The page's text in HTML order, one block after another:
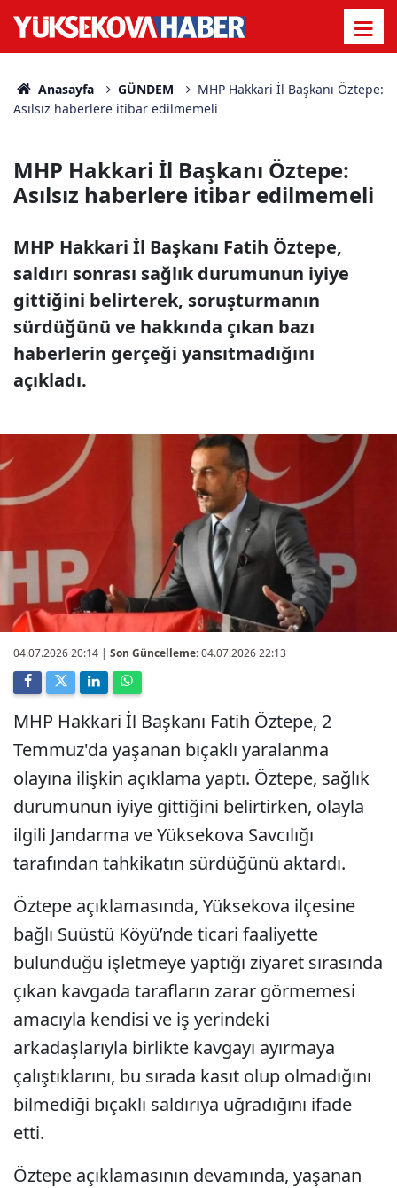
Anasayfa GÜNDEM
MHP Hakkari İl Başkanı Öztepe:
Asılsız haberlere itibar edilmemeli
MHP Hakkari İl Başkanı Öztepe:
Asılsız haberlere itibar edilmemeli
MHP Hakkari İl Başkanı Fatih Öztepe,
saldırı sonrası sağlık durumunun iyiye
gittiğini belirterek, soruşturmanın
sürdüğünü ve hakkında çıkan bazı
haberlerin gerçeği yansıtmadığını
açıkladı.
04.07.2026 20:14 | Son Güncelleme:04.07.2026 22:13
MHP Hakkari İl Başkanı Fatih Öztepe, 2
Temmuz'da yaşanan bıçaklı yaralanma
olayına ilişkin açıklama yaptı. Öztepe, sağlık
durumunun iyiye gittiğini belirtirken, olayla
ilgili Jandarma ve Yüksekova Savcılığı
tarafından tahkikatın sürdüğünü aktardı.
Öztepe açıklamasında, Yüksekova ilçesine
bağlı Suüstü Köyü’nde ticari faaliyette
bulunduğu işletmeye yaptığı ziyaret sırasında
çıkan kavgada tarafların zarar görmemesi
amacıyla kendisi ve iş yerindeki
arkadaşlarıyla birlikte kavgayı ayırmaya
çalıştıklarını, bu sırada kasıt olup olmadığını
bilmediği bıçaklı saldırıya uğradığını ifade
etti.
Öztepe açıklamasının devamında, yaşanan